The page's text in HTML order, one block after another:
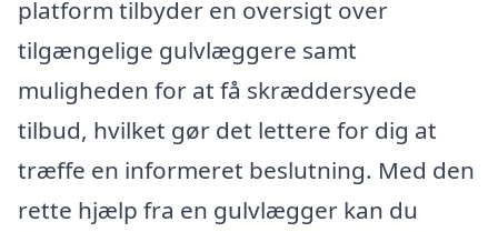
platform tilbyder en oversigt over
tilgængelige gulvlæggere samt
muligheden for at få skræddersyede
tilbud, hvilket gør det lettere for dig at
træffe en informeret beslutning. Med den
rette hjælp fra en gulvlægger kan du